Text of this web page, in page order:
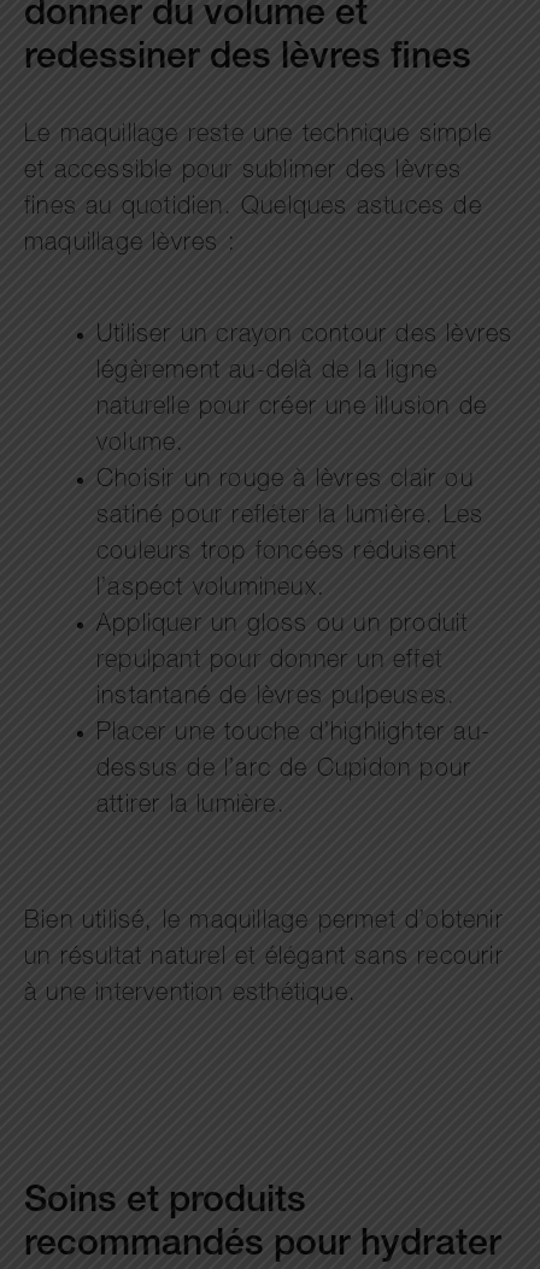
donner du volume et
redessiner des lèvres fines
Le maquillage reste une technique simple
et accessible pour sublimer des lèvres
fines au quotidien. Quelques astuces de
maquillage lèvres :
Utiliser un crayon contour des lèvres
légèrement au-delà de la ligne
naturelle pour créer une illusion de
volume.
Choisir un rouge à lèvres clair ou
satiné pour refléter la lumière. Les
couleurs trop foncées réduisent
l’aspect volumineux.
Appliquer un gloss ou un produit
repulpant pour donner un effet
instantané de lèvres pulpeuses.
Placer une touche d’highlighter au-
dessus de l’arc de Cupidon pour
attirer la lumière.
Bien utilisé, le maquillage permet d’obtenir
un résultat naturel et élégant sans recourir
à une intervention esthétique.
Soins et produits
recommandés pour hydrater